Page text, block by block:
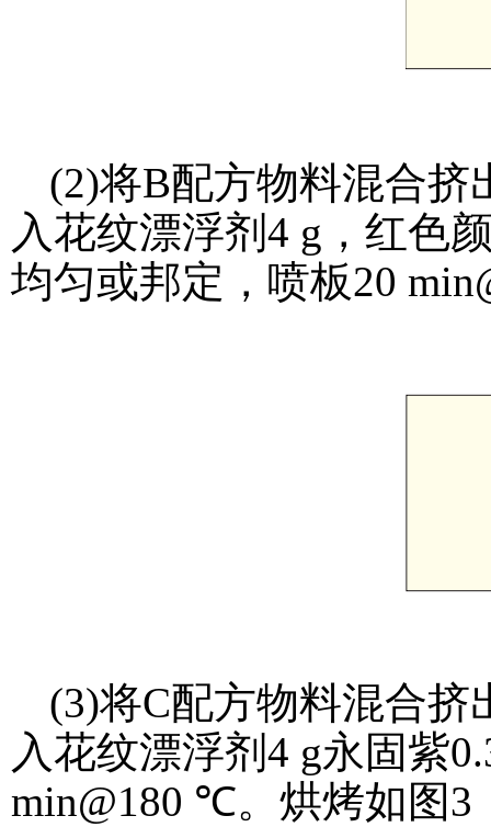
(2)将B配方物料混合挤
入花纹漂浮剂4 g，红色
均匀或邦定，喷板20
(3)将C配方物料混合挤
入花纹漂浮剂4 g永固紫
min@180 ℃。烘烤如图3